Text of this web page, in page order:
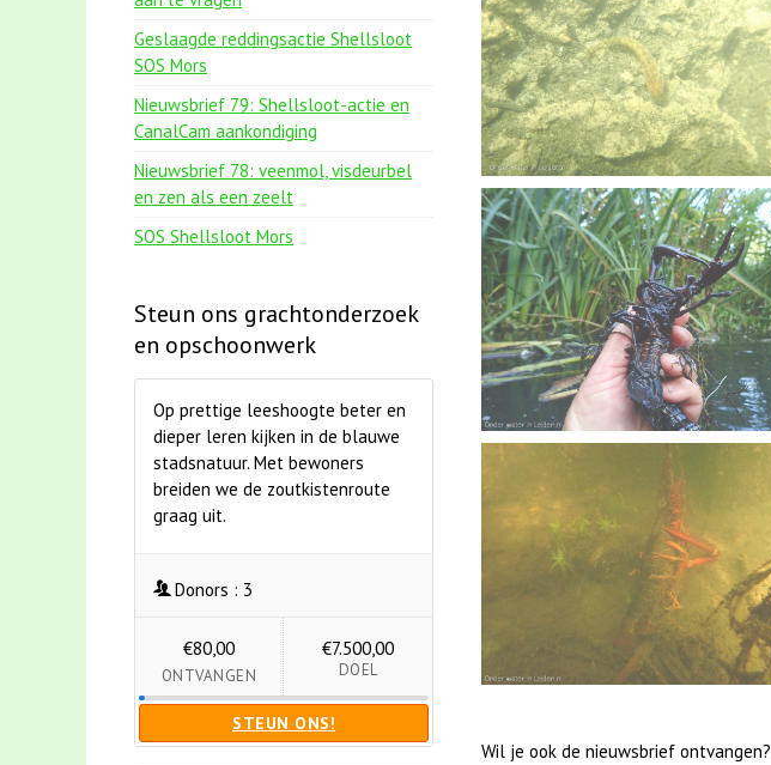
Wil je ook de nieuwsbrief ontvangen?
Geslaagde reddingsactie Shellsloot
SOS Mors
Nieuwsbrief 79: Shellsloot-actie en
CanalCam aankondiging
Nieuwsbrief 78: veenmol, visdeurbel
en zen als een zeelt
SOS Shellsloot Mors
Steun ons grachtonderzoek
en opschoonwerk
Op prettige leeshoogte beter en
dieper leren kijken in de blauwe
stadsnatuur. Met bewoners
breiden we de zoutkistenroute
graag uit.
Donors : 3
€80,00
ONTVANGEN
€7.500,00
DOEL
STEUN ONS!